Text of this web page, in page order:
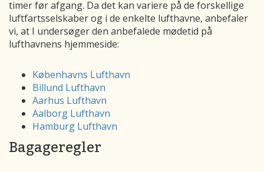
timer før afgang. Da det kan variere på de forskellige
luftfartsselskaber og i de enkelte lufthavne, anbefaler
vi, at I undersøger den anbefalede mødetid på
lufthavnens hjemmeside:
Københavns Lufthavn
Billund Lufthavn
Aarhus Lufthavn
Aalborg Lufthavn
Hamburg Lufthavn
Bagageregler